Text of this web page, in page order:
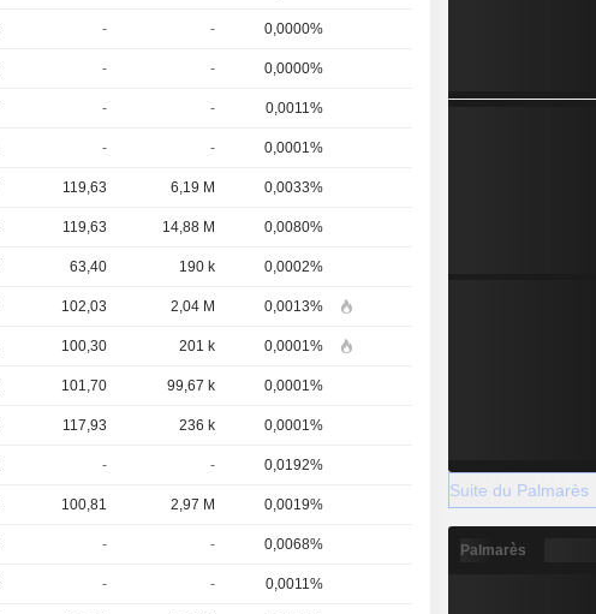
- - 0,0000%
- - 0,0000%
- - 0,0011%
- - 0,0001%
119,63 6,19 M 0,0033%
119,63 14,88 M 0,0080%
63,40 190 k 0,0002%
102,03 2,04 M 0,0013%
100,30 201 k 0,0001%
101,70 99,67 k 0,0001%
117,93 236 k 0,0001%
- - 0,0192%
100,81 2,97 M 0,0019%
- - 0,0068%
- - 0,0011%
Suite du Palmarès
Palmarès